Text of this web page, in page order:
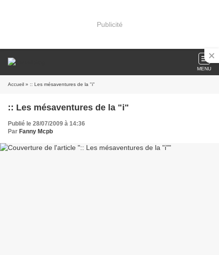
Publicité
MENU
Accueil » :: Les mésaventures de la "i"
:: Les mésaventures de la "i"
Publié le 28/07/2009 à 14:36
Par Fanny Mcpb